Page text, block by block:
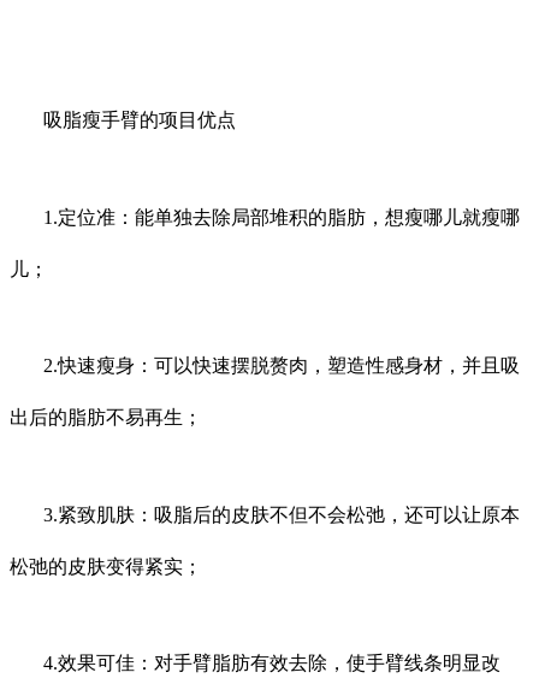
吸脂瘦手臂的项目优点
1.定位准：能单独去除局部堆积的脂肪，想瘦哪儿就瘦哪
儿；
2.快速瘦身：可以快速摆脱赘肉，塑造性感身材，并且吸
出后的脂肪不易再生；
3.紧致肌肤：吸脂后的皮肤不但不会松弛，还可以让原本
松弛的皮肤变得紧实；
4.效果可佳：对手臂脂肪有效去除，使手臂线条明显改